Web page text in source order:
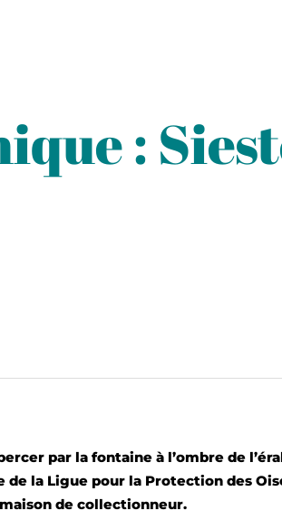
:
par la fontaine à l’ombre de
la Ligue pour la Protection des
de collectionneur.